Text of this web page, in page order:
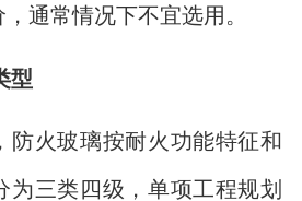
通常情况下不宜选用。
型
火玻璃按耐火功能特征和
为三类四级，单项工程规划